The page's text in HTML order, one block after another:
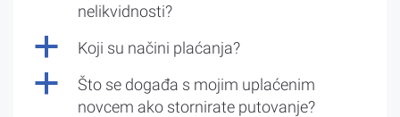
nelikvidnosti?
a Koji su načini plaćanja?
a
Što se događa s mojim uplaćenim
novcem ako stornirate putovanje?